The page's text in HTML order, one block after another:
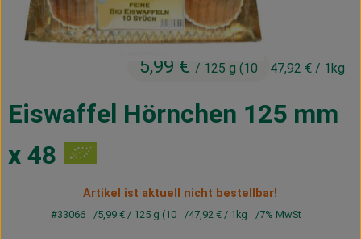
Haus, Garten & Co.
Lieferservice
Neues vom Hof
Eiswaffel Hörnchen 125 mm
x 48
5,99 € / 125 g (10 47,92 € / 1kg
Artikel ist aktuell nicht bestellbar!
#33066 5,99 €/ 125 g (10 47,92 €/ 1kg 7% MwSt